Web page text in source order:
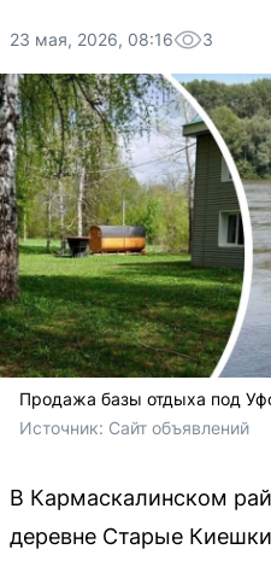
23 мая, 2026, 08:16 3
Продажа базы отдыха под
Источник: Сайт объявлений
В Кармаскалинском
деревне Старые